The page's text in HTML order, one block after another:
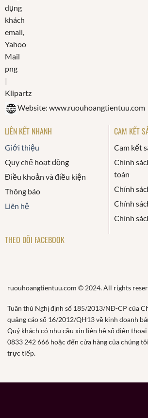
Website: www.ruouhoangtientuu.com
LIÊN KẾT NHANH
Giới thiệu
Quy chế hoạt động
Điều khoản và điều kiện
Thông báo
Liên hệ
CAM KẾT
Cam kết
Chính
toán
Chính
Chính
Chính
THEO DÕI FACEBOOK
ruouhoangtientuu.com © 2024. All rights
Tuân thủ Nghị định số 185/2013/NĐ-CP của
quảng cáo số 16/2012/QH13 về kinh doanh
Quý khách có nhu cầu xin liên hệ số điện
0833 242 666 hoặc đến cửa hàng của chúng
trực tiếp.